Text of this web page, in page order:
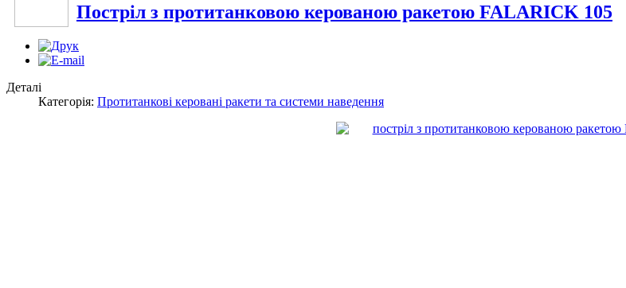
Постріл з протитанковою керованою ракетою FALARICK 105
Деталі
Категорія: Протитанкові керовані ракети та системи наведення